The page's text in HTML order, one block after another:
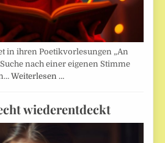
in ihren Poetikvorlesungen „An
nach einer eigenen Stimme
Weiterlesen …
wiederentdeckt